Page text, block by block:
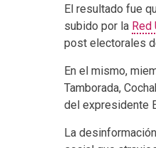
El resultado fue
subido por la Red
post electorales
En el mismo,
Tamborada,
del expresidente
La